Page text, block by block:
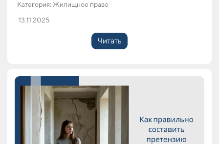
Категория: Жилищное право
13.11.2025
Читать